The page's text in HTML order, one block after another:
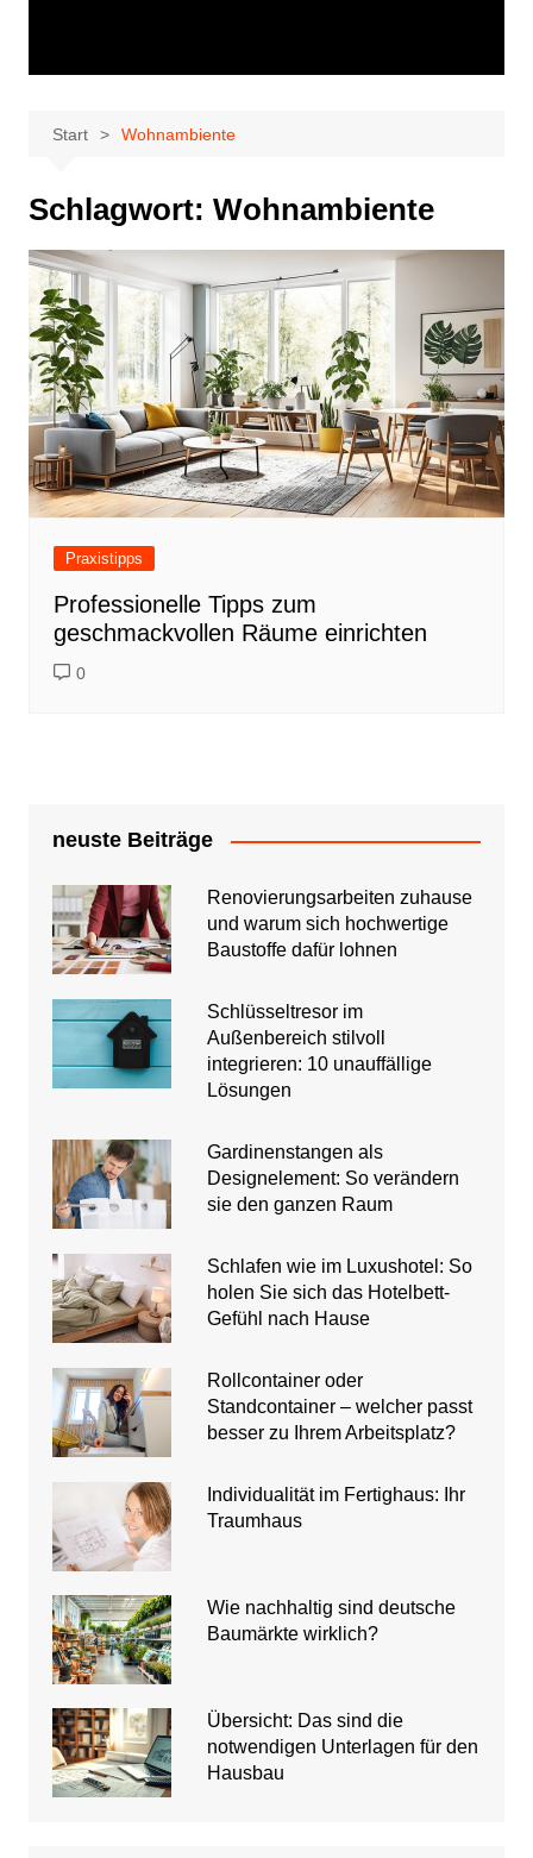
Start Wohnambiente
Schlagwort: Wohnambiente
Praxistipps
Professionelle Tipps zum
geschmackvollen Räume einrichten
0
neuste Beiträge
Renovierungsarbeiten zuhause
und warum sich hochwertige
Baustoffe dafür lohnen
Schlüsseltresor im
Außenbereich stilvoll
integrieren: 10 unauffällige
Lösungen
Gardinenstangen als
Designelement: So verändern
sie den ganzen Raum
Schlafen wie im Luxushotel: So
holen Sie sich das Hotelbett-
Gefühl nach Hause
Rollcontainer oder
Standcontainer – welcher passt
besser zu Ihrem Arbeitsplatz?
Individualität im Fertighaus: Ihr
Traumhaus
Wie nachhaltig sind deutsche
Baumärkte wirklich?
Übersicht: Das sind die
notwendigen Unterlagen für den
Hausbau